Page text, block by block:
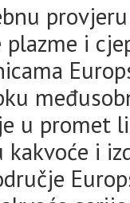
i
u promet
i